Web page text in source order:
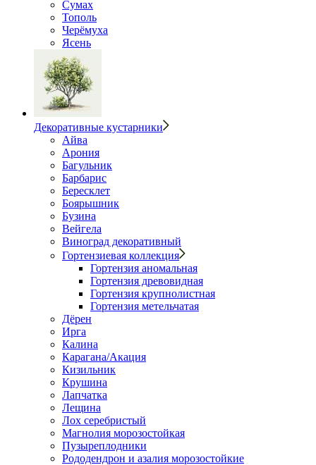
Сумах
Тополь
Черёмуха
Ясень
Декоративные кустарники
Айва
Арония
Багульник
Барбарис
Бересклет
Боярышник
Бузина
Вейгела
Виноград декоративный
Гортензиевая коллекция
Гортензия аномальная
Гортензия древовидная
Гортензия крупнолистная
Гортензия метельчатая
Дёрен
Ирга
Калина
Карагана/Акация
Кизильник
Крушина
Лапчатка
Лещина
Лох серебристый
Магнолия морозостойкая
Пузыреплодники
Рододендрон и азалия морозостойкие